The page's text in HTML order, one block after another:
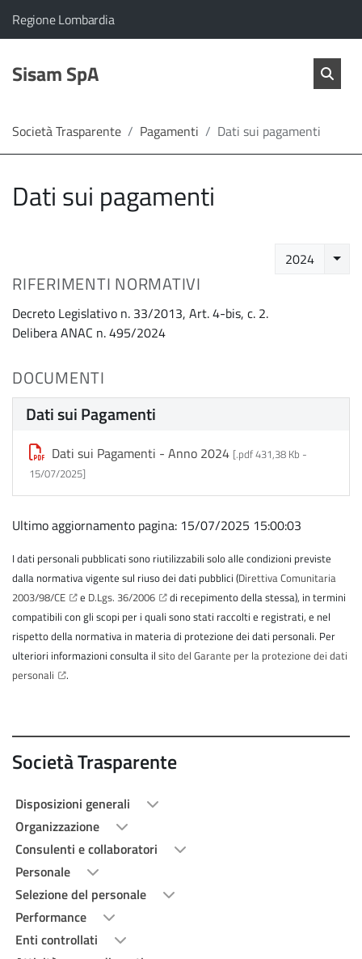
Home
Servizi
diretta
Il comune di Sisam SpA appartiene a:
Regione Lombardia(Apre il link in una nuova scheda)
Sisam SpA salta
Società Trasparente Pagamenti Dati sui pagamenti
Dati sui pagamenti
2024
RIFERIMENTI NORMATIVI
Decreto Legislativo n. 33/2013, Art. 4-bis, c. 2.
Delibera ANAC n. 495/2024
DOCUMENTI
Dati sui Pagamenti
Dati sui Pagamenti - Anno 2024 [.pdf 431,38 Kb -
15/07/2025]
Ultimo aggiornamento pagina: 15/07/2025 15:00:03
I dati personali pubblicati sono riutilizzabili solo alle condizioni previste
dalla normativa vigente sul riuso dei dati pubblici (Direttiva Comunitaria
2003/98/CE
e D.Lgs. 36/2006
di recepimento della stessa), in termini
compatibili con gli scopi per i quali sono stati raccolti e registrati, e nel
rispetto della normativa in materia di protezione dei dati personali. Per
ulteriori informazioni consulta il sito del Garante per la protezione dei dati
personali
.
Società Trasparente
Disposizioni generali
Organizzazione
Consulenti e collaboratori
Personale
Selezione del personale
Performance
Enti controllati